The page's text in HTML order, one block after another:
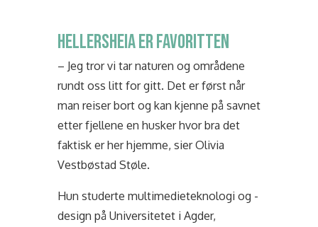
HELLERSHEIA ER FAVORITTEN
– Jeg tror vi tar naturen og områdene
rundt oss litt for gitt. Det er først når
man reiser bort og kan kjenne på savnet
etter fjellene en husker hvor bra det
faktisk er her hjemme, sier Olivia
Vestbøstad Støle.
Hun studerte multimedieteknologi og -
design på Universitetet i Agder,